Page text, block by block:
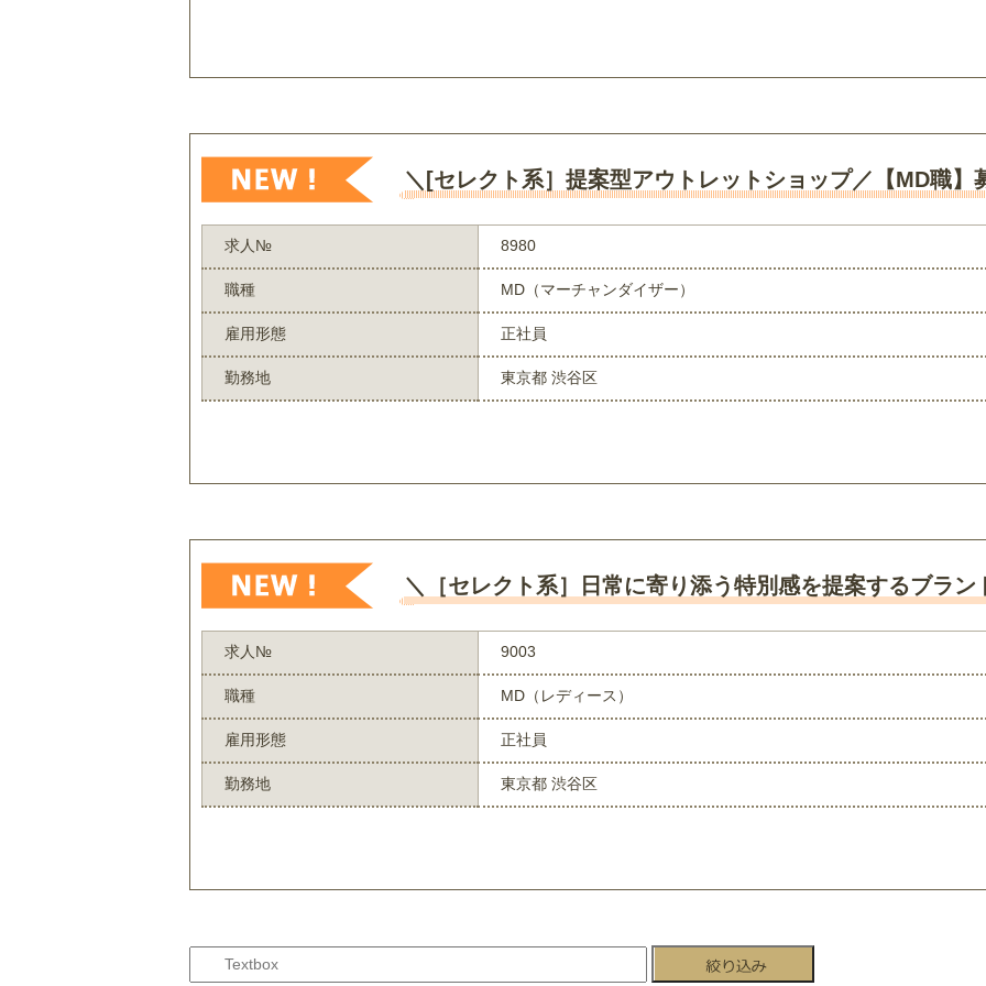
＼[セレクト系］提案型アウトレットショップ／【MD職】
求人№ 8980
職種 MD（マーチャンダイザー）
雇用形態 正社員
勤務地 東京都 渋谷区
＼［セレクト系］日常に寄り添う特別感を提案するブラン
求人№ 9003
職種 MD（レディース）
雇用形態 正社員
勤務地 東京都 渋谷区